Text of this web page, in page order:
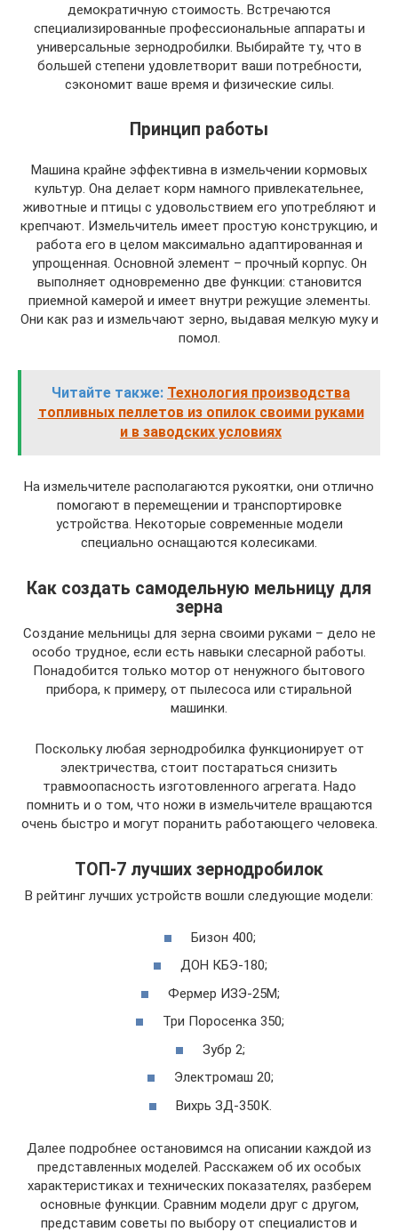
демократичную стоимость. Встречаются
специализированные профессиональные аппараты и
универсальные зернодробилки. Выбирайте ту, что в
большей степени удовлетворит ваши потребности,
сэкономит ваше время и физические силы.
Принцип работы
Машина крайне эффективна в измельчении кормовых
культур. Она делает корм намного привлекательнее,
животные и птицы с удовольствием его употребляют и
крепчают. Измельчитель имеет простую конструкцию, и
работа его в целом максимально адаптированная и
упрощенная. Основной элемент – прочный корпус. Он
выполняет одновременно две функции: становится
приемной камерой и имеет внутри режущие элементы.
Они как раз и измельчают зерно, выдавая мелкую муку и
помол.
Читайте также: Технология производства
топливных пеллетов из опилок своими руками
и в заводских условиях
На измельчителе располагаются рукоятки, они отлично
помогают в перемещении и транспортировке
устройства. Некоторые современные модели
специально оснащаются колесиками.
Как создать самодельную мельницу для
зерна
Создание мельницы для зерна своими руками – дело не
особо трудное, если есть навыки слесарной работы.
Понадобится только мотор от ненужного бытового
прибора, к примеру, от пылесоса или стиральной
машинки.
Поскольку любая зернодробилка функционирует от
электричества, стоит постараться снизить
травмоопасность изготовленного агрегата. Надо
помнить и о том, что ножи в измельчителе вращаются
очень быстро и могут поранить работающего человека.
ТОП-7 лучших зернодробилок
В рейтинг лучших устройств вошли следующие модели:
Бизон 400;
ДОН КБЭ-180;
Фермер ИЗЭ-25М;
Три Поросенка 350;
Зубр 2;
Электромаш 20;
Вихрь ЗД-350К.
Далее подробнее остановимся на описании каждой из
представленных моделей. Расскажем об их особых
характеристиках и технических показателях, разберем
основные функции. Сравним модели друг с другом,
представим советы по выбору от специалистов и